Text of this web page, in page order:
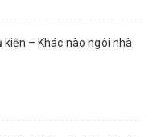
kiện – Khác nào ngôi nhà